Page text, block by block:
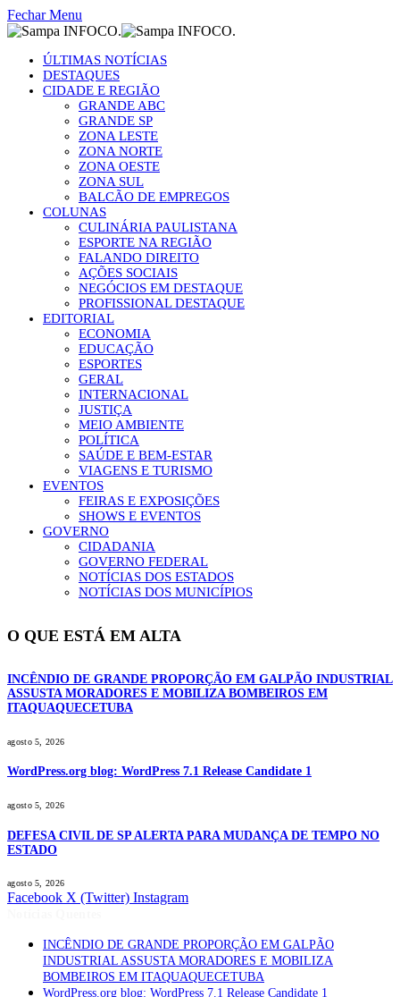
Fechar Menu
ÚLTIMAS NOTÍCIAS
DESTAQUES
CIDADE E REGIÃO
GRANDE ABC
GRANDE SP
ZONA LESTE
ZONA NORTE
ZONA OESTE
ZONA SUL
BALCÃO DE EMPREGOS
COLUNAS
CULINÁRIA PAULISTANA
ESPORTE NA REGIÃO
FALANDO DIREITO
AÇÕES SOCIAIS
NEGÓCIOS EM DESTAQUE
PROFISSIONAL DESTAQUE
EDITORIAL
ECONOMIA
EDUCAÇÃO
ESPORTES
GERAL
INTERNACIONAL
JUSTIÇA
MEIO AMBIENTE
POLÍTICA
SAÚDE E BEM-ESTAR
VIAGENS E TURISMO
EVENTOS
FEIRAS E EXPOSIÇÕES
SHOWS E EVENTOS
GOVERNO
CIDADANIA
GOVERNO FEDERAL
NOTÍCIAS DOS ESTADOS
NOTÍCIAS DOS MUNICÍPIOS
O QUE ESTÁ EM ALTA
INCÊNDIO DE GRANDE PROPORÇÃO EM GALPÃO INDUSTRIAL
ASSUSTA MORADORES E MOBILIZA BOMBEIROS EM
ITAQUAQUECETUBA
agosto 5, 2026
WordPress.org blog: WordPress 7.1 Release Candidate 1
agosto 5, 2026
DEFESA CIVIL DE SP ALERTA PARA MUDANÇA DE TEMPO NO
ESTADO
agosto 5, 2026
Facebook X (Twitter) Instagram
INCÊNDIO DE GRANDE PROPORÇÃO EM GALPÃO
INDUSTRIAL ASSUSTA MORADORES E MOBILIZA
BOMBEIROS EM ITAQUAQUECETUBA
WordPress.org blog: WordPress 7.1 Release Candidate 1